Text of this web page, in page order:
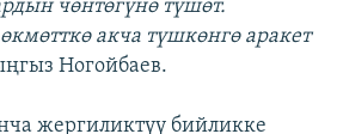
чөнтөгүнө түшөт.
акча түшкөнгө аракет
Ногойбаев.
жергиликтүү бийликке